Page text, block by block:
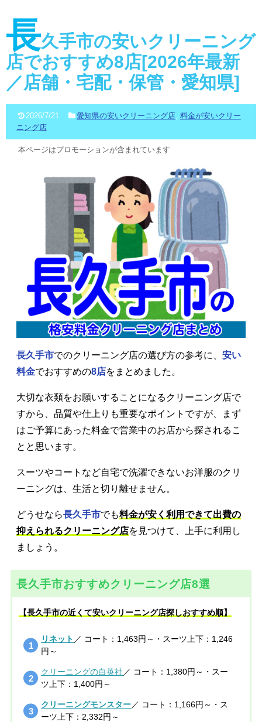
長久手市の安いクリーニング
店でおすすめ8店[2026年最新
／店舗・宅配・保管・愛知県]
2026/7/21 愛知県の安いクリーニング店, 料金が安いクリー
ニング店
本ページはプロモーションが含まれています
長久手市でのクリーニング店の選び方の参考に、 安い
料金でおすすめの8店をまとめました。
大切な衣類をお願いすることになるクリーニング店で
すから、品質や仕上りも重要なポイントですが、まず
はご予算にあった料金で営業中のお店から探されるこ
とと思います。
スーツやコートなど自宅で洗濯できないお洋服のクリ
ーニングは、生活と切り離せません。
どうせなら長久手市でも料金が安く利用できて出費の
抑えられるクリーニング店を見つけて、上手に利用し
ましょう。
長久手市おすすめクリーニング店8選
【長久手市の近くて安いクリーニング店探しおすすめ順】
リネット ／ コート：1,463円～・スーツ上下：1,246
円～
クリーニングの白英社 ／ コート：1,380円～・スー
ツ上下：1,400円～
クリーニングモンスター／ コート：1,166円～・ス
ーツ上下：2,332円～